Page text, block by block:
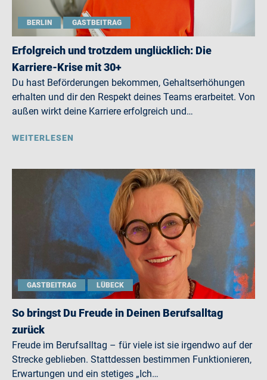
BERLIN GASTBEITRAG
Erfolgreich und trotzdem unglücklich: Die
Karriere-Krise mit 30+
Du hast Beförderungen bekommen, Gehaltserhöhungen
erhalten und dir den Respekt deines Teams erarbeitet. Von
außen wirkt deine Karriere erfolgreich und…
WEITERLESEN
GASTBEITRAG LÜBECK
So bringst Du Freude in Deinen Berufsalltag
zurück
Freude im Berufsalltag – für viele ist sie irgendwo auf der
Strecke geblieben. Stattdessen bestimmen Funktionieren,
Erwartungen und ein stetiges „Ich…